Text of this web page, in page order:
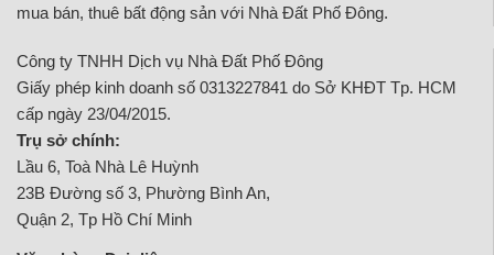
mua bán, thuê bất động sản với Nhà Đất Phố Đông.
Công ty TNHH Dịch vụ Nhà Đất Phố Đông
Giấy phép kinh doanh số 0313227841 do Sở KHĐT Tp. HCM
cấp ngày 23/04/2015.
Trụ sở chính:
Lầu 6, Toà Nhà Lê Huỳnh
23B Đường số 3, Phường Bình An,
Quận 2, Tp Hồ Chí Minh